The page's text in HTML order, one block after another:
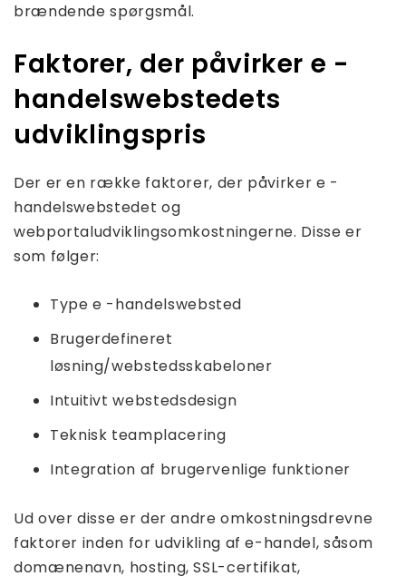
brændende spørgsmål.
Faktorer, der påvirker e -
handelswebstedets
udviklingspris
Der er en række faktorer, der påvirker e -
handelswebstedet og
webportaludviklingsomkostningerne. Disse er
som følger:
Type e -handelswebsted
Brugerdefineret
løsning/webstedsskabeloner
Intuitivt webstedsdesign
Teknisk teamplacering
Integration af brugervenlige funktioner
Ud over disse er der andre omkostningsdrevne
faktorer inden for udvikling af e-handel, såsom
domænenavn, hosting, SSL-certifikat,